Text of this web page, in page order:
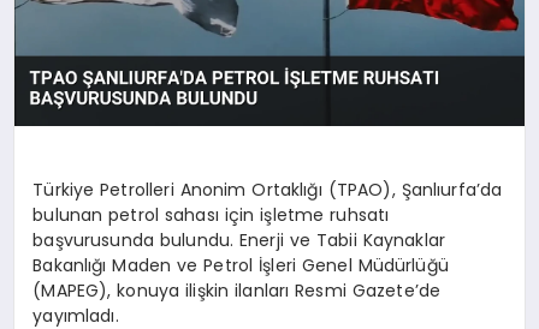
Türkiye Petrolleri Anonim Ortaklığı (TPAO), Şanlıurfa’da
bulunan petrol sahası için işletme ruhsatı
başvurusunda bulundu. Enerji ve Tabii Kaynaklar
Bakanlığı Maden ve Petrol İşleri Genel Müdürlüğü
(MAPEG), konuya ilişkin ilanları Resmi Gazete’de
yayımladı.